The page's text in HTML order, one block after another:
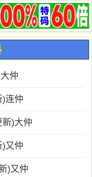
仲
连仲
)大仲
又仲
)又仲